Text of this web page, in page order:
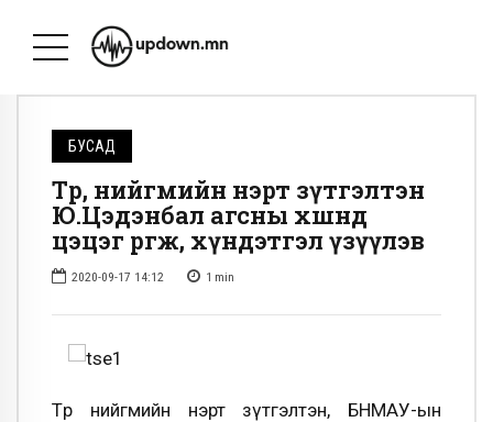
БУСАД
Төр, нийгмийн нэрт зүтгэлтэн
Ю.Цэдэнбал агсны хөшөөнд
цэцэг өргөж, хүндэтгэл үзүүлэв
2020-09-17 14:12 1 min
Төр нийгмийн нэрт зүтгэлтэн, БНМАУ-ын